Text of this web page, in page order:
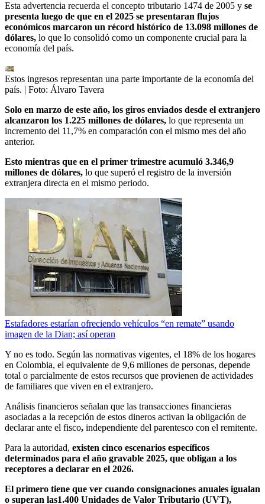
Esta advertencia recuerda el concepto tributario 1474 de 2005 y se
presenta luego de que en el 2025 se presentaran flujos
económicos marcaron un récord histórico de 13.098 millones de
dólares, lo que lo consolidó como un componente crucial para la
economía del país.
Estos ingresos representan una parte importante de la economía del
país. | Foto: Álvaro Tavera
Solo en marzo de este año, los giros enviados desde el extranjero
alcanzaron los 1.225 millones de dólares, lo que representa un
incremento del 11,7% en comparación con el mismo mes del año
anterior.
Esto mientras que en el primer trimestre acumuló 3.346,9
millones de dólares, lo que superó el registro de la inversión
extranjera directa en el mismo periodo.
Estafadores estarían ofreciendo vehículos “en remate” usando
imagen de la Dian; así operan
Y no es todo. Según las normativas vigentes, el 18% de los hogares
en Colombia, el equivalente de 9,6 millones de personas, depende
total o parcialmente de estos recursos que provienen de actividades
de familiares que viven en el extranjero.
Análisis financieros señalan que las transacciones financieras
asociadas a la recepción de estos dineros activan la obligación de
declarar ante el fisco, independiente del parentesco con el remitente.
Para la autoridad, existen cinco escenarios específicos
determinados para el año gravable 2025, que obligan a los
receptores a declarar en el 2026.
El primero tiene que ver cuando consignaciones anuales igualan
o superan las1.400 Unidades de Valor Tributario (UVT),